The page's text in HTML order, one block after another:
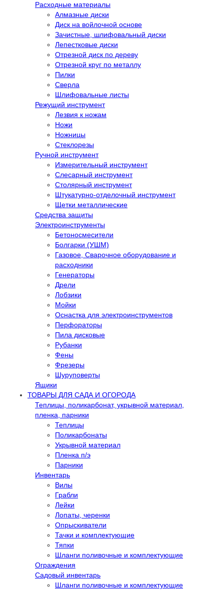
Расходные материалы
Алмазные диски
Диск на войлочной основе
Зачистные, шлифовальный диски
Лепестковые диски
Отрезной диск по дереву
Отрезной круг по металлу
Пилки
Сверла
Шлифовальные листы
Режущий инструмент
Лезвия к ножам
Ножи
Ножницы
Стеклорезы
Ручной инструмент
Измерительный инструмент
Слесарный инструмент
Столярный инструмент
Штукатурно-отделочный инструмент
Щетки металлические
Средства защиты
Электроинструменты
Бетоносмесители
Болгарки (УШМ)
Газовое, Сварочное оборудование и
расходники
Генераторы
Дрели
Лобзики
Мойки
Оснастка для электроинструментов
Перфораторы
Пила дисковые
Рубанки
Фены
Фрезеры
Шуруповерты
Ящики
ТОВАРЫ ДЛЯ САДА И ОГОРОДА
Теплицы, поликарбонат, укрывной материал,
пленка, парники
Теплицы
Поликарбонаты
Укрывной материал
Пленка п/э
Парники
Инвентарь
Вилы
Грабли
Лейки
Лопаты, черенки
Опрыскиватели
Тачки и комплектующие
Тяпки
Шланги поливочные и комплектующие
Ограждения
Садовый инвентарь
Шланги поливочные и комплектующие